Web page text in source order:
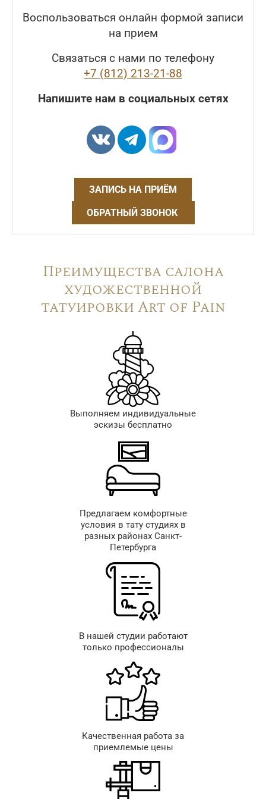
Воспользоваться онлайн формой записи
на прием
Связаться с нами по телефону
+7 (812) 213-21-88
Напишите нам в социальных сетях
ЗАПИСЬ НА ПРИЁМ
ОБРАТНЫЙ ЗВОНОК
Преимущества салона
художественной
татуировки Art of Pain
Выполняем индивидуальные
эскизы бесплатно
Предлагаем комфортные
условия в тату студиях в
разных районах Санкт-
Петербурга
В нашей студии работают
только профессионалы
Качественная работа за
приемлемые цены